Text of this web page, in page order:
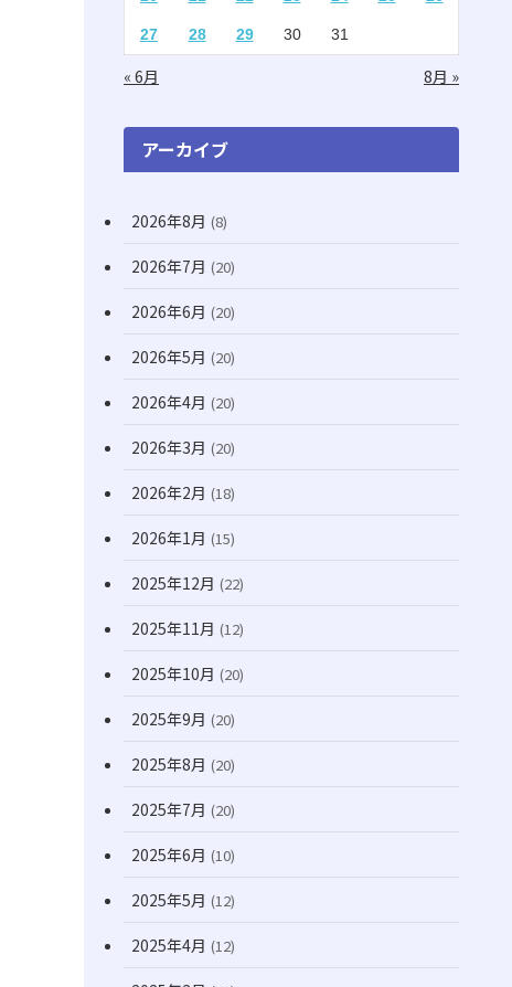
(16)
(1)
(10)
(22)
(171)
27 28 29 30 31
« 6月 8月 »
アーカイブ
2026年8月 (8)
2026年7月 (20)
2026年6月 (20)
2026年5月 (20)
2026年4月 (20)
2026年3月 (20)
2026年2月 (18)
2026年1月 (15)
2025年12月 (22)
2025年11月 (12)
2025年10月 (20)
2025年9月 (20)
2025年8月 (20)
2025年7月 (20)
2025年6月 (10)
2025年5月 (12)
2025年4月 (12)